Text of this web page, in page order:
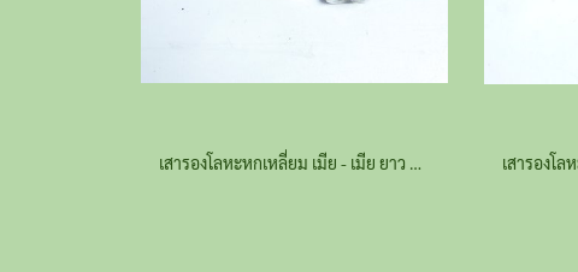
เสารองโลหะหกเหลี่ยม เมีย - เมีย ยาว 8 มม.